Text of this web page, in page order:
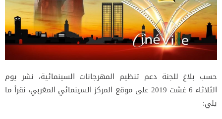
حسب بلاغ للجنة دعم تنظيم المهرجانات السينمائية، نشر يوم
الثلاثاء 6 غشت 2019 على موقع المركز السينمائي المغربي، نقرأ ما
يلي: